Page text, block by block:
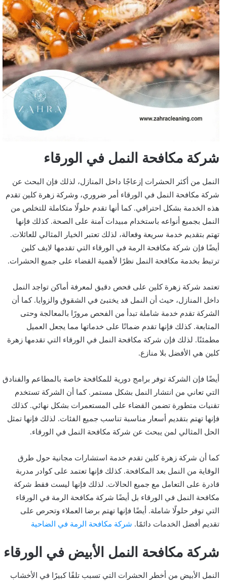
شركة مكافحة النمل في الورقاء
النمل من أكثر الحشرات إزعاجًا داخل المنازل، لذلك فإن البحث عن
شركة مكافحة النمل في الورقاء أمر ضروري، وشركة زهرة كلين تقدم
هذه الخدمة بشكل احترافي. كما أنها تقدم حلولًا متكاملة للتخلص من
النمل بجميع أنواعه باستخدام مبيدات آمنة على الصحة. كذلك فإنها
تهتم بتقديم خدمة سريعة وفعالة، لذلك تعتبر الخيار المثالي للعائلات.
أيضًا فإن شركة مكافحة الرمة في الورقاء التي تقدمها لايف كلين
ترتبط بخدمة مكافحة النمل نظرًا لأهمية القضاء على جميع الحشرات.
تعتمد شركة زهرة كلين على فحص دقيق لمعرفة أماكن تواجد النمل
داخل المنازل، حيث أن النمل قد يختبئ في الشقوق والزوايا. كما أن
الشركة تقدم خدمة شاملة تبدأ من الفحص مرورًا بالمعالجة وحتى
المتابعة. كذلك فإنها تقدم ضمانًا على خدماتها مما يجعل العميل
مطمئنًا. لذلك فإن شركة مكافحة النمل في الورقاء التي تقدمها زهرة
كلين هي الأفضل بلا منازع.
أيضًا فإن الشركة توفر برامج دورية للمكافحة خاصة بالمطاعم والفنادق
التي تعاني من انتشار النمل بشكل مستمر. كما أن الشركة تستخدم
تقنيات متطورة تضمن القضاء على المستعمرات بشكل نهائي. كذلك
فإنها تهتم بتقديم أسعار مناسبة تناسب جميع الفئات. لذلك فإنها تمثل
الحل المثالي لمن يبحث عن شركة مكافحة النمل في الورقاء.
كما أن شركة زهرة كلين تقدم خدمة استشارات مجانية حول طرق
الوقاية من النمل بعد المكافحة. كذلك فإنها تعتمد على كوادر مدربة
قادرة على التعامل مع جميع الحالات. لذلك فإنها ليست فقط شركة
مكافحة النمل في الورقاء بل أيضًا شركة مكافحة الرمة في الورقاء
التي توفر حلولًا شاملة. أيضًا فإنها تهتم برضا العملاء وتحرص على
تقديم أفضل الخدمات دائمًا. شركة مكافحة الرمة في الضاحية
شركة مكافحة النمل الأبيض في الورقاء
النمل الأبيض من أخطر الحشرات التي تسبب تلفًا كبيرًا في الأخشاب